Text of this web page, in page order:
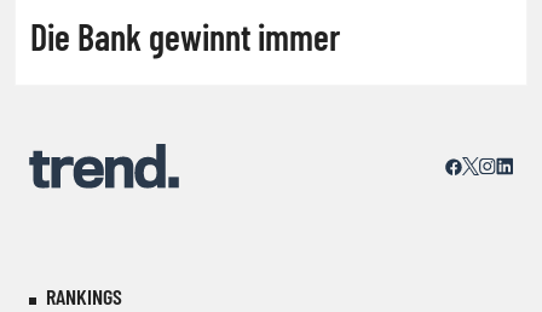
Die Bank gewinnt immer
RANKINGS